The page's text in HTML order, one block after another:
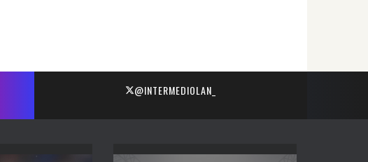
@INTERMEDIOLAN_